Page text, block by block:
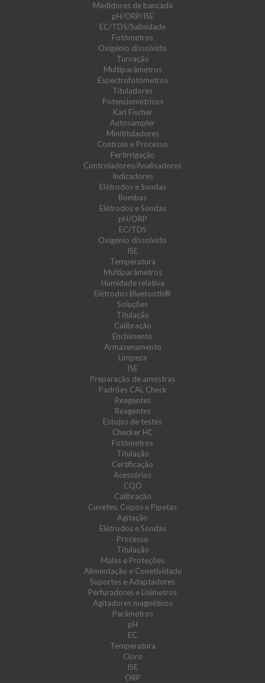
Medidores de bancada
pH/ORP/ISE
EC/TDS/Salinidade
Fotómetros
Oxigénio dissolvido
Turvação
Multiparâmetros
Espectrofotómetros
Tituladores
Potenciométricos
Karl Fischer
Autosampler
Minitituladores
Controlo e Processo
Fertirrigação
Controladores/Analisadores
Indicadores
Elétrodos e Sondas
Bombas
Elétrodos e Sondas
pH/ORP
EC/TDS
Oxigénio dissolvido
ISE
Temperatura
Multiparâmetros
Humidade relativa
Elétrodos Bluetooth®
Soluções
Titulação
Calibração
Enchimento
Armazenamento
Limpeza
ISE
Preparação de amostras
Padrões CAL Check
Reagentes
Reagentes
Estojos de testes
Checker HC
Fotómetros
Titulação
Certificação
Acessórios
CQO
Calibração
Cuvetes, Copos e Pipetas
Agitação
Elétrodos e Sondas
Processo
Titulação
Malas e Proteções
Alimentação e Conetividade
Suportes e Adaptadores
Perfuradores e Lisímetros
Agitadores magnéticos
Parâmetros
pH
EC
Temperatura
Cloro
ISE
ORP